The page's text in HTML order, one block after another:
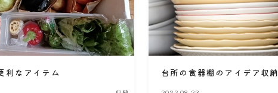
利なアイテム 台所の食器棚のアイデア収納